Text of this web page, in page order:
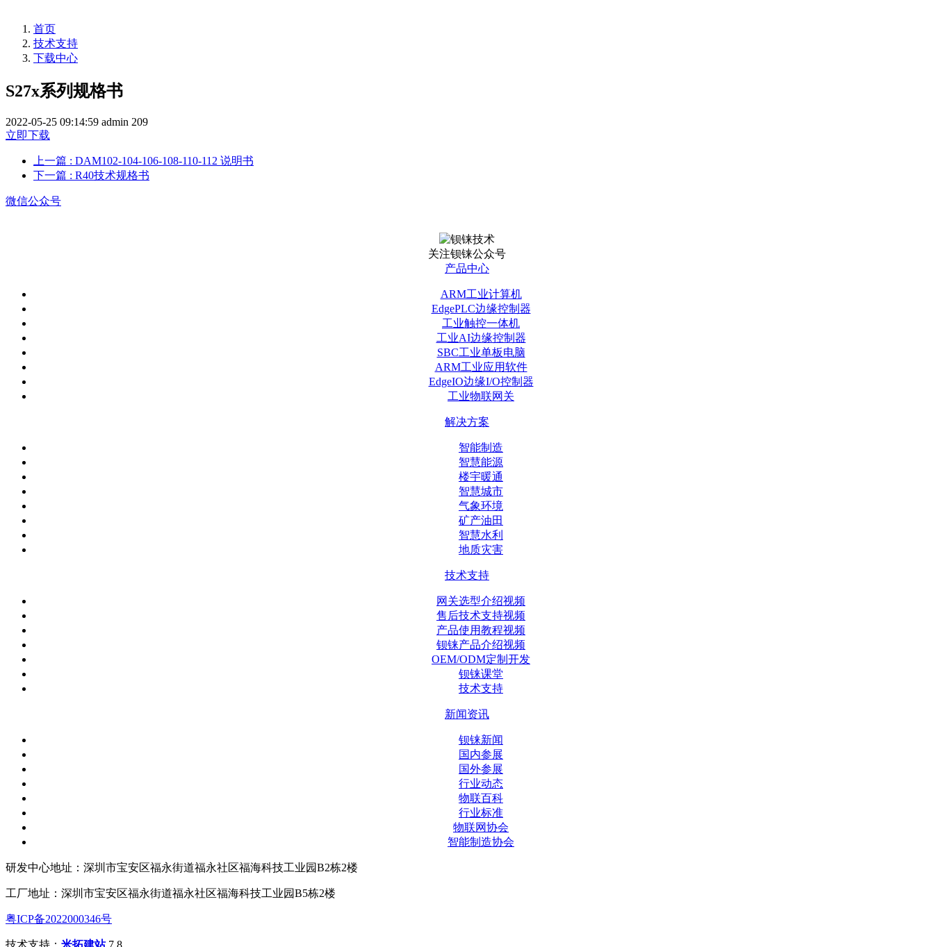
首页
技术支持
下载中心
S27x系列规格书
2022-05-25 09:14:59 admin 209
立即下载
上一篇 : DAM102-104-106-108-110-112 说明书
下一篇 : R40技术规格书
微信公众号
关注钡铼公众号
产品中心
ARM工业计算机
EdgePLC边缘控制器
工业触控一体机
工业AI边缘控制器
SBC工业单板电脑
ARM工业应用软件
EdgeIO边缘I/O控制器
工业物联网关
解决方案
智能制造
智慧能源
楼宇暖通
智慧城市
气象环境
矿产油田
智慧水利
地质灾害
技术支持
网关选型介绍视频
售后技术支持视频
产品使用教程视频
钡铼产品介绍视频
OEM/ODM定制开发
钡铼课堂
技术支持
新闻资讯
钡铼新闻
国内参展
国外参展
行业动态
物联百科
行业标准
物联网协会
智能制造协会
研发中心地址：深圳市宝安区福永街道福永社区福海科技工业园B2栋2楼
工厂地址：深圳市宝安区福永街道福永社区福海科技工业园B5栋2楼
粤ICP备2022000346号
技术支持： 米拓建站 7.8